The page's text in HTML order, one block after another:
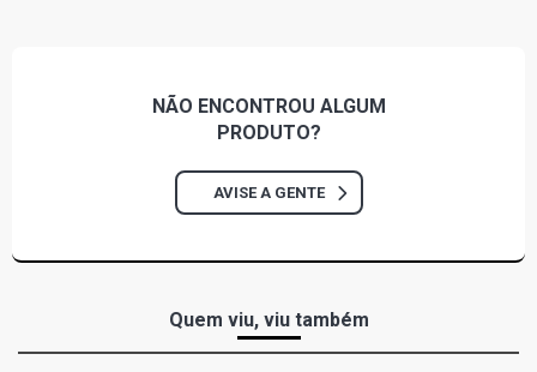
NÃO ENCONTROU ALGUM
PRODUTO?
AVISE A GENTE
Quem viu, viu também